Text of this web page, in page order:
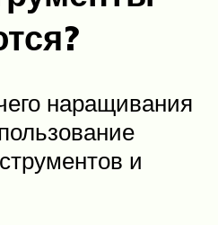
наращивания
и